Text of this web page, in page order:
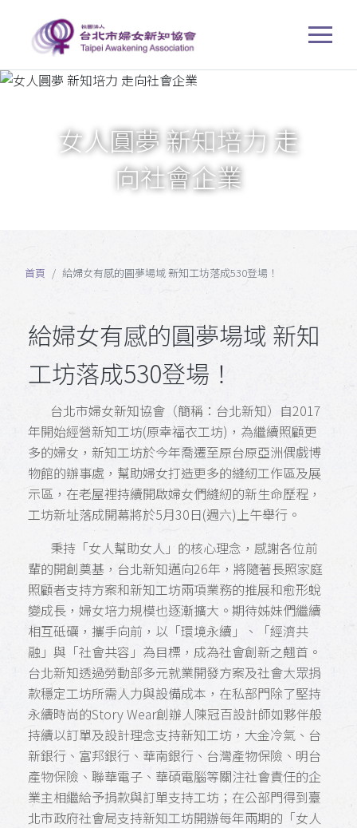
女人圓夢 新知培力 走
向社會企業
首頁 給婦女有感的圓夢場域 新知工坊落成530登場！
給婦女有感的圓夢場域 新知
工坊落成530登場！
台北市婦女新知協會（簡稱：台北新知）自2017
年開始經營新知工坊(原幸福衣工坊)，為繼續照顧更
多的婦女，新知工坊於今年喬遷至原台原亞洲偶戲博
物館的辦事處，幫助婦女打造更多的縫紉工作區及展
示區，在老屋裡持續開啟婦女們縫紉的新生命歷程，
工坊新址落成開幕將於5月30日(週六)上午舉行。
秉持「女人幫助女人」的核心理念，感謝各位前
輩的開創奠基，台北新知邁向26年，將隨著長照家庭
照顧者支持方案和新知工坊兩項業務的推展和愈形蛻
變成長，婦女培力規模也逐漸擴大。期待姊妹們繼續
相互砥礪，攜手向前，以「環境永續」、「經濟共
融」與「社會共容」為目標，成為社會創新之翹首。
台北新知透過勞動部多元就業開發方案及社會大眾捐
款穩定工坊所需人力與設備成本，在私部門除了堅持
永續時尚的Story Wear創辦人陳冠百設計師如夥伴般
持續以訂單及設計理念支持新知工坊，大金冷氣、台
新銀行、富邦銀行、華南銀行、台灣產物保險、明台
產物保險、聯華電子、華碩電腦等關注社會責任的企
業主相繼給予捐款與訂單支持工坊；在公部門得到臺
北市政府社會局支持新知工坊開辦每年兩期的「女人